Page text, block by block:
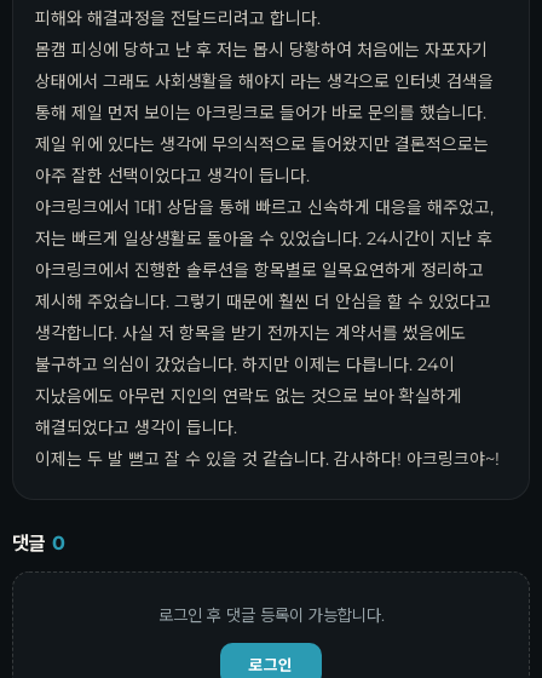
피해와 해결과정을 전달드리려고 합니다.
몸캠 피싱에 당하고 난 후 저는 몹시 당황하여 처음에는 자포자기
상태에서 그래도 사회생활을 해야지 라는 생각으로 인터넷 검색을
통해 제일 먼저 보이는 아크링크로 들어가 바로 문의를 했습니다.
제일 위에 있다는 생각에 무의식적으로 들어왔지만 결론적으로는
아주 잘한 선택이었다고 생각이 듭니다.
아크링크에서 1대1 상담을 통해 빠르고 신속하게 대응을 해주었고,
저는 빠르게 일상생활로 돌아올 수 있었습니다. 24시간이 지난 후
아크링크에서 진행한 솔루션을 항목별로 일목요연하게 정리하고
제시해 주었습니다. 그렇기 때문에 훨씬 더 안심을 할 수 있었다고
생각합니다. 사실 저 항목을 받기 전까지는 계약서를 썼음에도
불구하고 의심이 갔었습니다. 하지만 이제는 다릅니다. 24이
지났음에도 아무런 지인의 연락도 없는 것으로 보아 확실하게
해결되었다고 생각이 듭니다.
이제는 두 발 뻗고 잘 수 있을 것 같습니다. 감사하다! 아크링크야~!
댓글 0
로그인 후 댓글 등록이 가능합니다.
로그인